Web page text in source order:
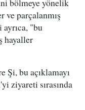
bölmeye yönelik
parçalanmış
"bu
hayaller
Şi, bu açıklamayı
ziyareti sırasında